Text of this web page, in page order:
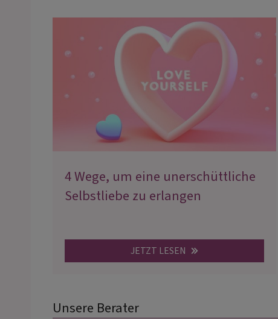
4 Wege, um eine unerschüttliche
Selbstliebe zu erlangen
JETZT LESEN
Unsere Berater